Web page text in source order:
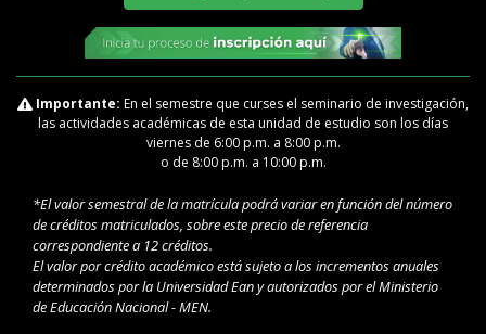
Importante: En el semestre que curses el seminario de investigación,
las actividades académicas de esta unidad de estudio son los días
viernes de 6:00 p.m. a 8:00 p.m.
o de 8:00 p.m. a 10:00 p.m.
*El valor semestral de la matrícula podrá variar en función del número
de créditos matriculados, sobre este precio de referencia
correspondiente a 12 créditos.
El valor por crédito académico está sujeto a los incrementos anuales
determinados por la Universidad Ean y autorizados por el Ministerio
de Educación Nacional - MEN.